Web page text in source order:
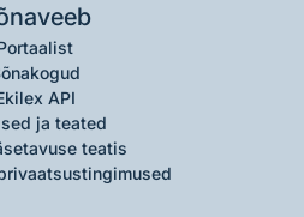
API
ja teated
teatis